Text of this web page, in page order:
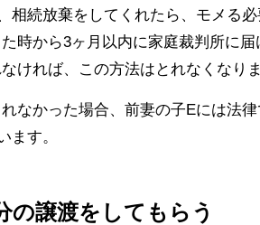
相続放棄をしてくれたら、モメる
時から3ヶ月以内に家庭裁判所に
ければ、この方法はとれなくなりま
なかった場合、前妻の子Eには法
ます。
の譲渡をしてもらう